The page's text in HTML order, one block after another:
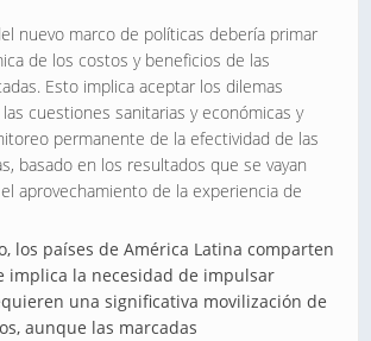
nuevo marco de políticas debería primar
de los costos y beneficios de las
Esto implica aceptar los dilemas
cuestiones sanitarias y económicas y
permanente de la efectividad de las
basado en los resultados que se vayan
aprovechamiento de la experiencia de
los países de América Latina comparten
implica la necesidad de impulsar
una significativa movilización de
aunque las marcadas